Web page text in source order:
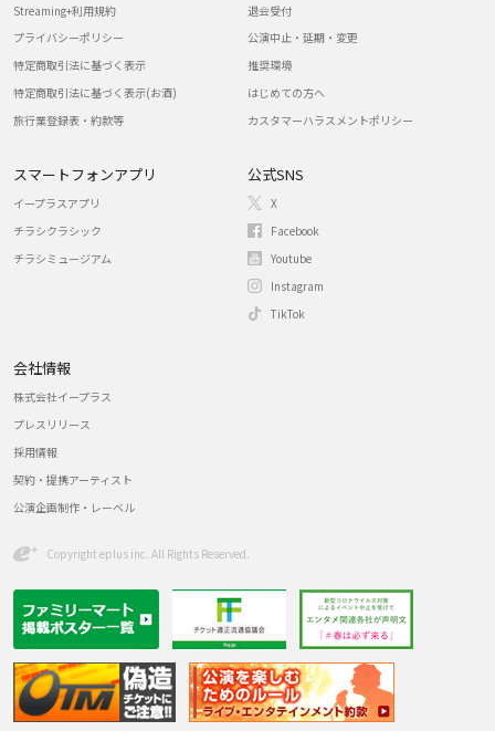
Streaming+利用規約
プライバシーポリシー
特定商取引法に基づく表示
特定商取引法に基づく表示(お酒)
旅行業登録表・約款等
退会受付
公演中止・延期・変更
推奨環境
はじめての方へ
カスタマーハラスメントポリシー
スマートフォンアプリ
イープラスアプリ
チラシクラシック
チラシミュージアム
公式SNS
X
Facebook
Youtube
Instagram
TikTok
会社情報
株式会社イープラス
プレスリリース
採用情報
契約・提携アーティスト
公演企画制作・レーベル
Copyright eplus inc. All Rights Reserved.